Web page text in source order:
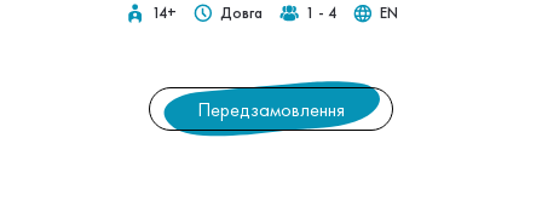
14+ Довга 1 - 4 EN
Передзамовлення